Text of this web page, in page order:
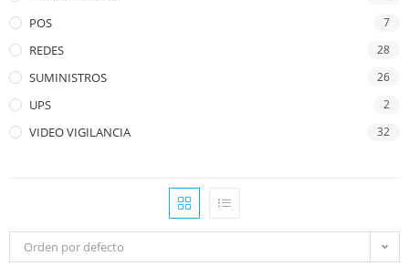
POS 7
REDES 28
SUMINISTROS 26
UPS 2
VIDEO VIGILANCIA 32
Orden por defecto